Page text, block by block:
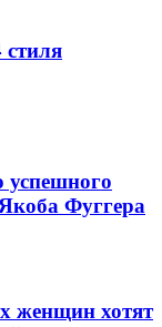
успешного
Фуггера
женщин хотят